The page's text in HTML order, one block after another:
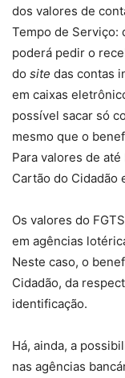
dos valores de
Tempo de Serviço:
poderá pedir o
do site das contas
em caixas
possível sacar só
mesmo que o
Para valores de
Cartão do Cidadão
Os valores do
em agências
Neste caso, o
Cidadão, da
identificação.
Há, ainda, a
nas agências